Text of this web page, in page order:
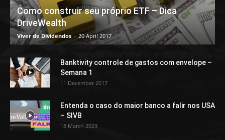
Como construir seu próprio ETF – Dica
DriveWealth
Viver de Dividendos - 20 April 2017
Banktivity controle de gastos com envelope –
Semana 1
11 December 2017
Entenda o caso do maior banco a falir nos USA
– SIVB
18 March 2023